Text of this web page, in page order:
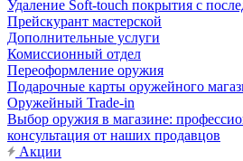
Удаление Soft-touch покрытия с
Прейскурант мастерской
Дополнительные услуги
Комиссионный отдел
Переоформление оружия
Подарочные карты оружейного
Оружейный Trade-in
Выбор оружия в магазине:
консультация от наших продавцов
Акции